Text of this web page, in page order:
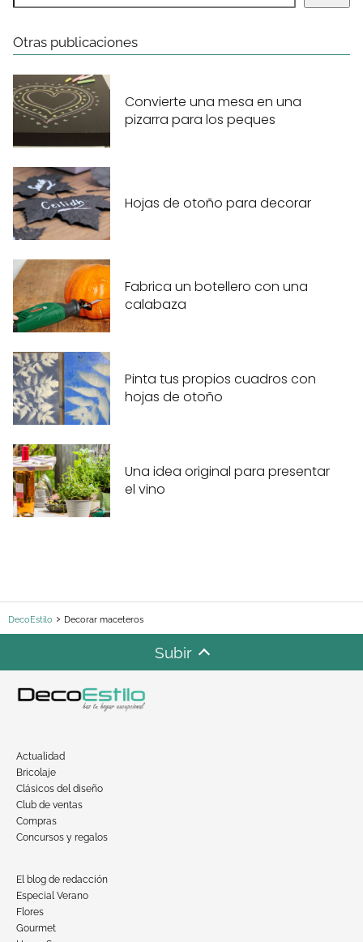
Otras publicaciones
Convierte una mesa en una
pizarra para los peques
Hojas de otoño para decorar
Fabrica un botellero con una
calabaza
Pinta tus propios cuadros con
hojas de otoño
Una idea original para presentar
el vino
DecoEstilo Decorar maceteros
Subir
Actualidad
Bricolaje
Clásicos del diseño
Club de ventas
Compras
Concursos y regalos
El blog de redacción
Especial Verano
Flores
Gourmet